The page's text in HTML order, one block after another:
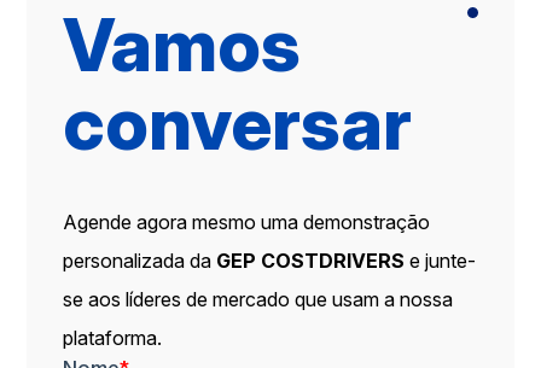
Vamos
conversar
Agende agora mesmo uma demonstração
personalizada da GEP COSTDRIVERS e junte-
se aos líderes de mercado que usam a nossa
plataforma.